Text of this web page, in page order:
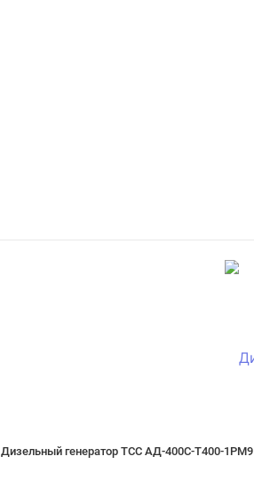
Дизельный генератор ТСС АД-400С-Т400-1РМ9